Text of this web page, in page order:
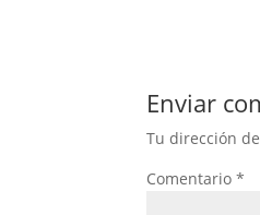
Enviar
Tu dirección
Comentario*